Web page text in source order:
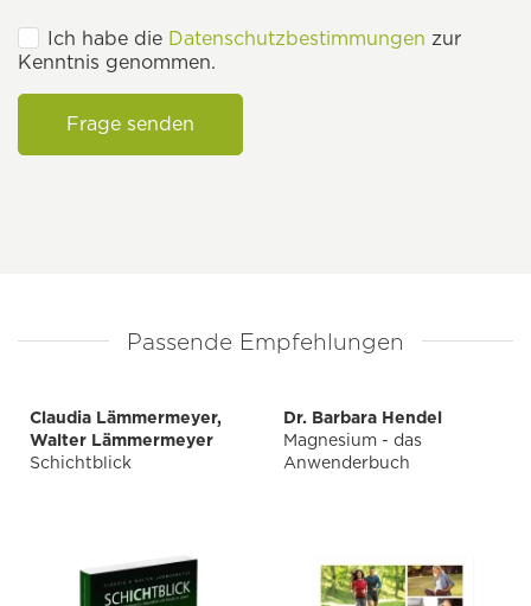
Ich habe die Datenschutzbestimmungen zur
Kenntnis genommen.
Frage senden
Passende Empfehlungen
Claudia Lämmermeyer,
Walter Lämmermeyer
Schichtblick
Dr. Barbara Hendel
Magnesium - das
Anwenderbuch